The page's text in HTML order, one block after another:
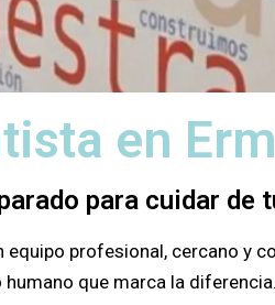
en
para cuidar de
equipo profesional, cercano y
que marca la diferencia.